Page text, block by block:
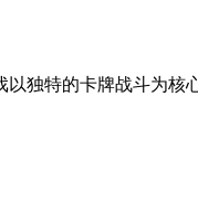
独特的卡牌战斗为核